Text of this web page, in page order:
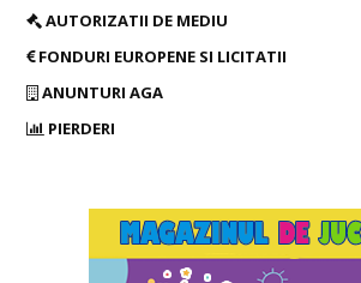
AUTORIZATII DE MEDIU
FONDURI EUROPENE SI LICITATII
ANUNTURI AGA
PIERDERI